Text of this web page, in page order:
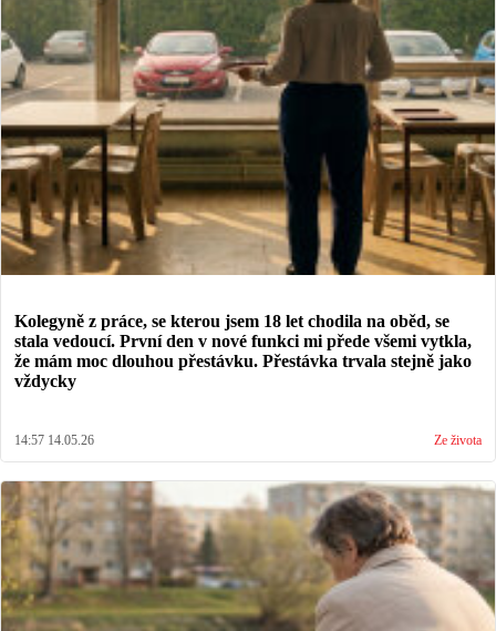
Kolegyně z práce, se kterou jsem 18 let chodila na oběd, se
stala vedoucí. První den v nové funkci mi přede všemi vytkla,
že mám moc dlouhou přestávku. Přestávka trvala stejně jako
vždycky
14:57 14.05.26 Ze života